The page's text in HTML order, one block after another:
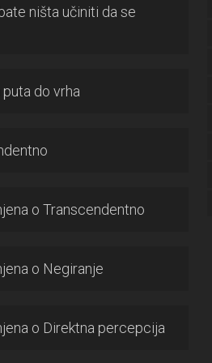
ništa učiniti da se
puta do vrha
o Transcendentno
o Negiranje
o Direktna percepcija